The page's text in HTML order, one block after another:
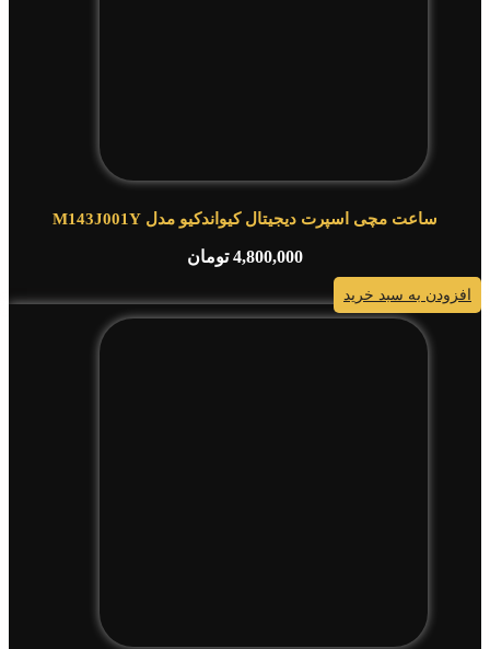
ساعت مچی اسپرت دیجیتال کیواندکیو مدل M143J001Y
4,800,000 تومان
افزودن به سبد خرید